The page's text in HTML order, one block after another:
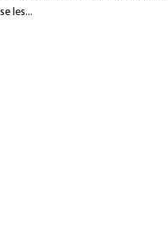
les...